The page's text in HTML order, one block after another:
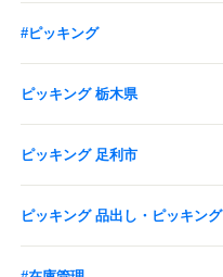
#ピッキング
ピッキング 栃木県
ピッキング 足利市
ピッキング 品出し・ピッキング